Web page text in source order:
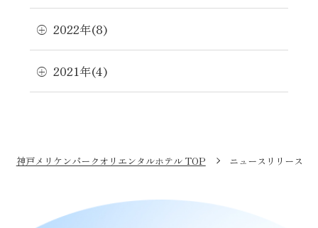
2022年(8)
2021年(4)
神戸メリケンパークオリエンタルホテル TOP ニュースリリース